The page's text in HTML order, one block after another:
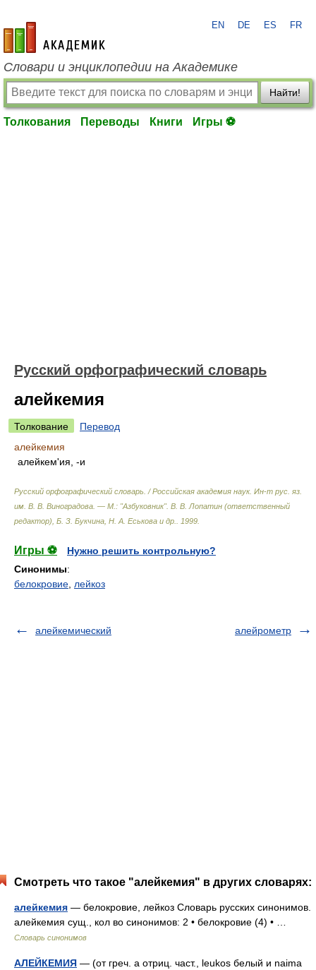
academic.ru
EN DE ES FR
Словари и энциклопедии на Академике
Найти!
Толкования Переводы Книги Игры ⚽
Русский орфографический словарь
алейкемия
Толкование
Перевод
алейкемия
алейкем'ия, -и
Русский орфографический словарь. / Российская академия наук. Ин-т рус. яз.
им. В. В. Виноградова. — М.: "Азбуковник". В. В. Лопатин (ответственный
редактор), Б. З. Букчина, Н. А. Еськова и др.
1999
Игры ⚽
Нужно решить контрольную?
Синонимы:
белокровие лейкоз
алейкемический алейрометр
Смотреть что такое "алейкемия" в других словарях:
алейкемия — белокровие, лейкоз Словарь русских синонимов.
алейкемия сущ., кол во синонимов: 2 • белокровие (4) • …
Словарь синонимов
АЛЕЙКЕМИЯ — (от греч. а отриц. част., leukos белый и naima